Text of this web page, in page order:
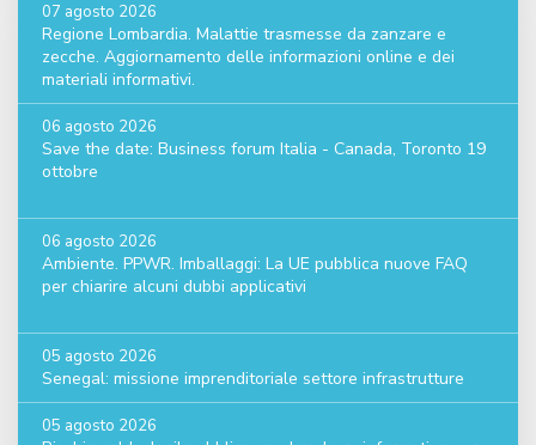
07 agosto 2026
Regione Lombardia. Malattie trasmesse da zanzare e
zecche. Aggiornamento delle informazioni online e dei
materiali informativi.
06 agosto 2026
Save the date: Business forum Italia - Canada, Toronto 19
ottobre
06 agosto 2026
Ambiente. PPWR. Imballaggi: La UE pubblica nuove FAQ
per chiarire alcuni dubbi applicativi
05 agosto 2026
Senegal: missione imprenditoriale settore infrastrutture
05 agosto 2026